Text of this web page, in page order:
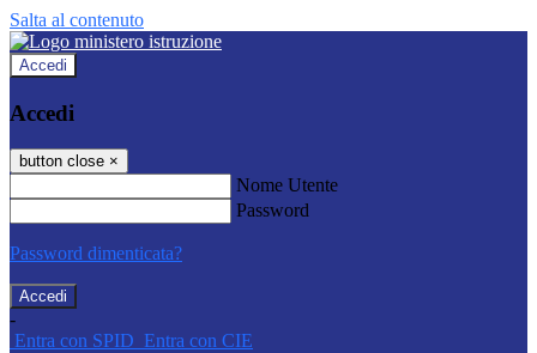
Salta al contenuto
Accedi
Accedi
button close ×
Nome Utente
Password
Password dimenticata?
-
Entra con SPID Entra con CIE